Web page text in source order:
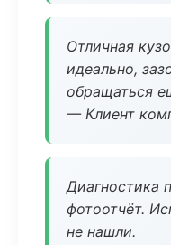
Отличная
идеально,
обращаться
— Клиент
Диагностика
фотоотчёт.
не нашли.